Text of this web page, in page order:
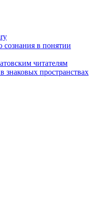
в понятии
читателям
знаковых пространствах